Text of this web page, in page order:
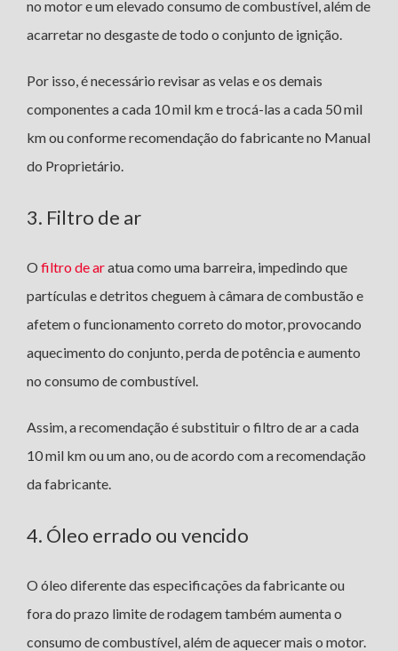
no motor e um elevado consumo de combustível, além de
acarretar no desgaste de todo o conjunto de ignição.
Por isso, é necessário revisar as velas e os demais
componentes a cada 10 mil km e trocá-las a cada 50 mil
km ou conforme recomendação do fabricante no Manual
do Proprietário.
3. Filtro de ar
O filtro de aratua como uma barreira, impedindo que
partículas e detritos cheguem à câmara de combustão e
afetem o funcionamento correto do motor, provocando
aquecimento do conjunto, perda de potência e aumento
no consumo de combustível.
Assim, a recomendação é substituir o filtro de ar a cada
10 mil km ou um ano, ou de acordo com a recomendação
da fabricante.
4. Óleo errado ou vencido
O óleo diferente das especificações da fabricante ou
fora do prazo limite de rodagem também aumenta o
consumo de combustível, além de aquecer mais o motor.